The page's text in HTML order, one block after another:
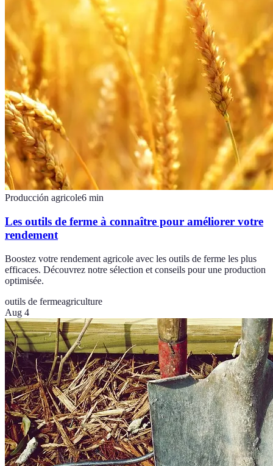
Producción agricole6 min
Les outils de ferme à connaître pour améliorer votre
rendement
Boostez votre rendement agricole avec les outils de ferme les plus
efficaces. Découvrez notre sélection et conseils pour une production
optimisée.
outils de fermeagriculture
Aug 4